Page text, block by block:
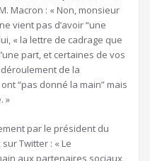
Macron : « Non, monsieur
vient pas d’avoir “une
« la lettre de cadrage que
part, et certaines de vos
de la
“pas donné la main” mais
»
par le président du
Twitter : « Le
aux partenaires sociaux,